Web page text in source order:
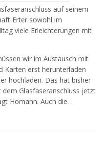
auf seinem
Erter sowohl im
viele Erleichterungen mit
wir im Austausch mit
Karten erst herunterladen
hochladen. Das hat bisher
Glasfaseranschluss jetzt
Homann. Auch die…